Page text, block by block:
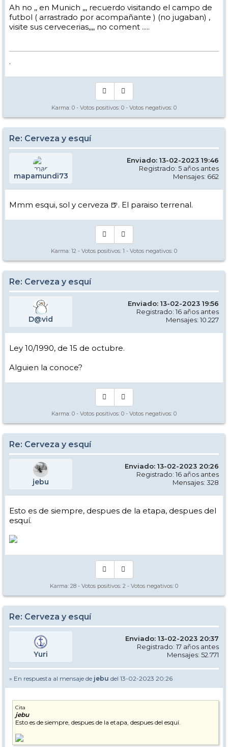
Ah no ,, en Munich ,,, recuerdo visitando el campo de
futbol ( arrastrado por acompañante ) (no jugaban) ,
visite sus cervecerias,,,, no coment .....
.
Karma: 0 - Votos positivos: 0 - Votos negativos: 0
Re: Cerveza y esquí
mapamundi73
Enviado: 13-02-2023 19:46
Registrado: 5 años antes
Mensajes: 662
Mmm esqui, sol y cerveza 🍺. El paraiso terrenal.
Karma: 12 - Votos positivos: 1 - Votos negativos: 0
Re: Cerveza y esquí
D@vid
Enviado: 13-02-2023 19:56
Registrado: 16 años antes
Mensajes: 10.227
Ley 10/1990, de 15 de octubre.
Alguien la conoce?
Karma: 0 - Votos positivos: 0 - Votos negativos: 0
Re: Cerveza y esquí
jebu
Enviado: 13-02-2023 20:26
Registrado: 16 años antes
Mensajes: 328
Esto es de siempre, despues de la etapa, despues del
esquí.
Karma: 28 - Votos positivos: 2 - Votos negativos: 0
Re: Cerveza y esquí
Yuri
Enviado: 13-02-2023 20:37
Registrado: 17 años antes
Mensajes: 52.771
» En respuesta al mensaje de jebu del 13-02-2023 20:26
Cita
jebu
Esto es de siempre, despues de la etapa, despues del esquí.